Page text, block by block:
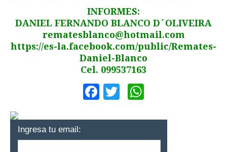
INFORMES:
DANIEL FERNANDO BLANCO D´OLIVEIRA
rematesblanco@hotmail.com
https://es-la.facebook.com/public/Remates-
Daniel-Blanco
Cel. 099537163
Facebook
Twitter
Ingresa tu email: